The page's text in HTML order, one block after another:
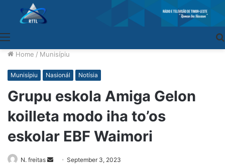
Home / Munisípiu
Munisípiu Nasionál Notísia
Grupu eskola Amiga Gelon
koilleta modo iha to’os
eskolar EBF Waimori
N. freitas
SendSeptember 3, 2023